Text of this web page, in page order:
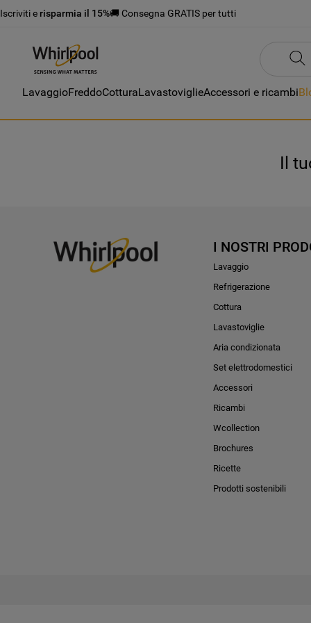
Iscriviti e risparmia il 15%🚚 Consegna GRATIS per tutti
LavaggioFreddoCotturaLavastoviglieAccessori e ricambi
Il
I NOSTRI
Lavaggio
Refrigerazione
Cottura
Lavastoviglie
Aria condizionata
Set elettrodomestici
Accessori
Ricambi
Wcollection
Brochures
Ricette
Prodotti sostenibili